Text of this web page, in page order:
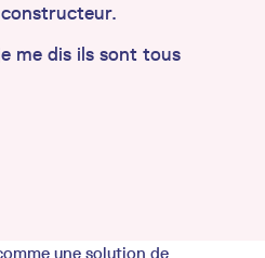
me dis ils sont tous
une solution de